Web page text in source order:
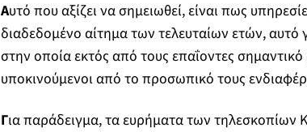
Αυτό που αξίζει να σημειωθεί, είναι πως
διαδεδομένο αίτημα των τελευταίων ετών, αυτό
στην οποία εκτός από τους επαΐοντες
υποκινούμενοι από το προσωπικό τους
Για παράδειγμα, τα ευρήματα των τηλεσκοπίων